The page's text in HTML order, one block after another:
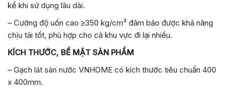
kể khi sử dụng lâu dài.
– Cường độ uốn cao ≥350 kg/cm² đảm bảo được khả năng
chịu tải tốt, phù hợp cho cả khu vực đi lại nhiều.
KÍCH THƯỚC, BỀ MẶT SẢN PHẨM
– Gạch lát sàn nước VNHOME có kích thước tiêu chuẩn 400
x 400mm.